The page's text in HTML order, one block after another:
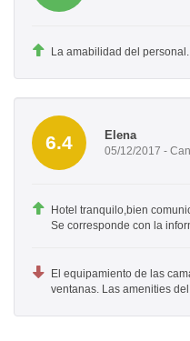
La amabilidad del personal.
6.4 Elena
05/12/2017 -
Hotel tranquilo,bien
Se corresponde con la
El equipamiento de las
ventanas. Las amenities